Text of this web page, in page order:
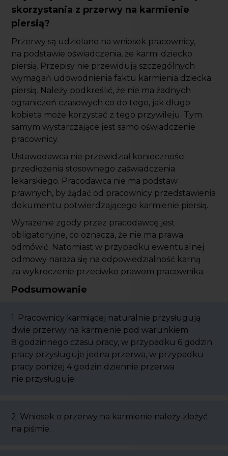
skorzystania z przerwy na karmienie
piersią?
Przerwy są udzielane na wniosek pracownicy,
na podstawie oświadczenia, że karmi dziecko
piersią. Przepisy nie przewidują szczególnych
wymagań udowodnienia faktu karmienia dziecka
piersią. Należy podkreślić, że nie ma żadnych
ograniczeń czasowych co do tego, jak długo
kobieta może korzystać z tego przywileju. Tym
samym wystarczające jest samo oświadczenie
pracownicy.
Ustawodawca nie przewidział konieczności
przedłożenia stosownego zaświadczenia
lekarskiego. Pracodawca nie ma podstaw
prawnych, by żądać od pracownicy przedstawienia
dokumentu potwierdzającego karmienie piersią.
Wyrażenie zgody przez pracodawcę jest
obligatoryjne, co oznacza, że nie ma prawa
odmówić. Natomiast w przypadku ewentualnej
odmowy naraża się na odpowiedzialność karną
za wykroczenie przeciwko prawom pracownika.
Podsumowanie
1. Pracownicy karmiącej naturalnie przysługują
dwie przerwy na karmienie pod warunkiem
8 godzinnego czasu pracy, w przypadku 6 godzin
pracy przysługuje jedna przerwa, w przypadku
pracy poniżej 4 godzin dziennie przerwa
nie przysługuje.
2. Wniosek o przerwy na karmienie należy złożyć
na piśmie.